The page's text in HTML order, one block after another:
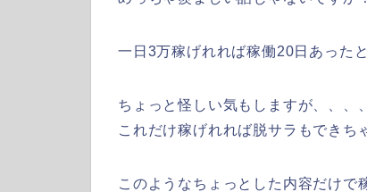
一日3万稼げれれば稼働20日あった
ちょっと怪しい気もしますが、、、、
これだけ稼げれれば脱サラもできち
このようなちょっとした内容だけで